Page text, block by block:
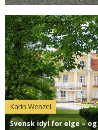
Karin Wenzel
Svensk idyl for elge –